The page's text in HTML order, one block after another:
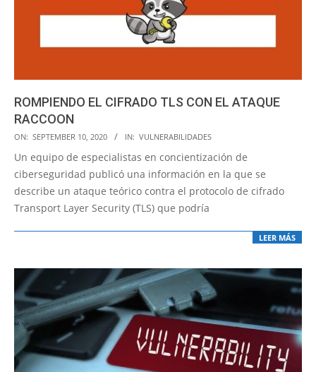
ROMPIENDO EL CIFRADO TLS CON EL ATAQUE
RACCOON
2020-
09-
10
ON: SEPTEMBER 10, 2020 IN: VULNERABILIDADES
Un equipo de especialistas en concientización de
ciberseguridad publicó una información en la que se
describe un ataque teórico contra el protocolo de cifrado
Transport Layer Security (TLS) que podría
LEER MÁS